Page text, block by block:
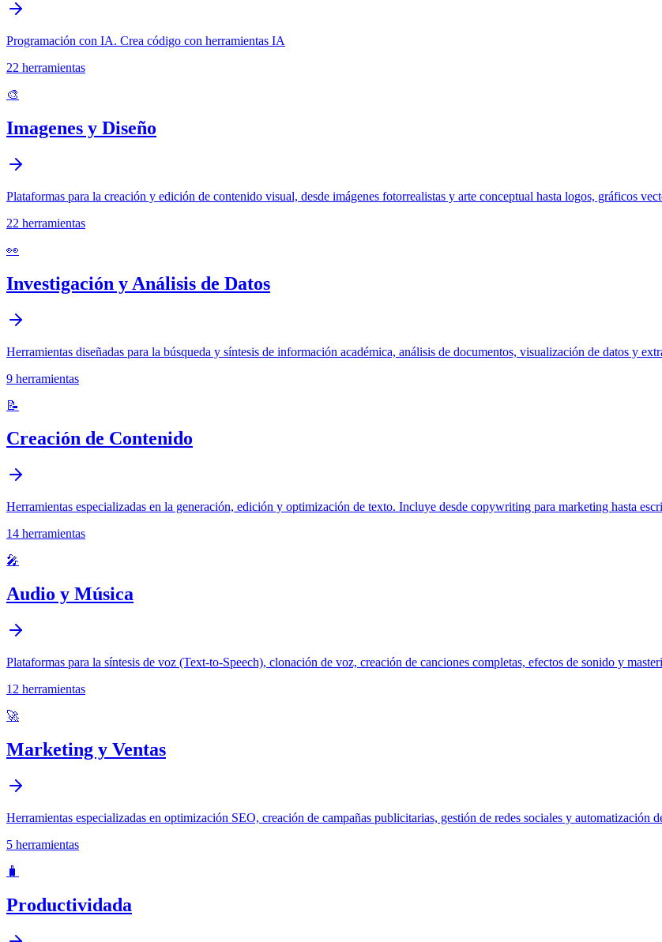
Programación con IA. Crea código con herramientas IA
22 herramientas
🎨
Imagenes y Diseño
Plataformas para la creación y edición de contenido visual, desde imágenes fotorrealistas y arte conceptual hasta logos, gráficos
22 herramientas
👀
Investigación y Análisis de Datos
Herramientas diseñadas para la búsqueda y síntesis de información académica, análisis de documentos, visualización de datos y
9 herramientas
📝
Creación de Contenido
Herramientas especializadas en la generación, edición y optimización de texto. Incluye desde copywriting para marketing hasta
14 herramientas
🎤
Audio y Música
Plataformas para la síntesis de voz (Text-to-Speech), clonación de voz, creación de canciones completas, efectos de sonido y
12 herramientas
🚀
Marketing y Ventas
Herramientas especializadas en optimización SEO, creación de campañas publicitarias, gestión de redes sociales y automatización
5 herramientas
🧳
Productividada